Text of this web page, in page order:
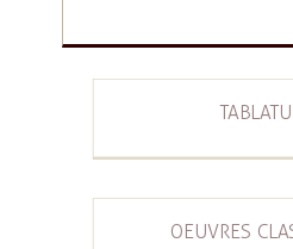
OEUVRES